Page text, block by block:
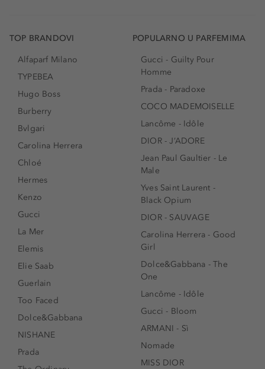
TOP BRANDOVI
Alfaparf Milano
TYPEBEA
Hugo Boss
Burberry
Bvlgari
Carolina Herrera
Chloé
Hermes
Kenzo
Gucci
La Mer
Elemis
Elie Saab
Guerlain
Too Faced
Dolce&Gabbana
NISHANE
Prada
POPULARNO U PARFEMIMA
Gucci - Guilty Pour
Homme
Prada - Paradoxe
COCO MADEMOISELLE
Lancôme - Idôle
DIOR - J’ADORE
Jean Paul Gaultier - Le
Male
Yves Saint Laurent -
Black Opium
DIOR - SAUVAGE
Carolina Herrera - Good
Girl
Dolce&Gabbana - The
One
Lancôme - Idôle
Gucci - Bloom
ARMANI - Sì
Nomade
MISS DIOR